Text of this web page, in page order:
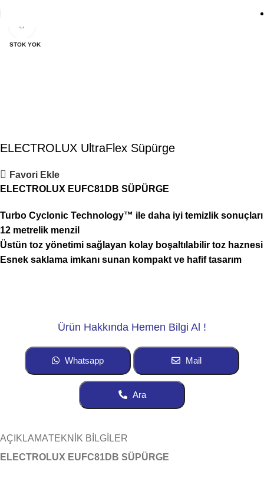
STOK YOK
ELECTROLUX UltraFlex Süpürge
Favori Ekle
ELECTROLUX EUFC81DB SÜPÜRGE
Turbo Cyclonic Technology™ ile daha iyi temizlik sonuçları
12 metrelik menzil
Üstün toz yönetimi sağlayan kolay boşaltılabilir toz haznesi
Esnek saklama imkanı sunan kompakt ve hafif tasarım
Ürün Hakkında Hemen Bilgi Al !
Whatsapp Mail
Ara
AÇIKLAMATEKNİK BİLGİLER
ELECTROLUX EUFC81DB SÜPÜRGE